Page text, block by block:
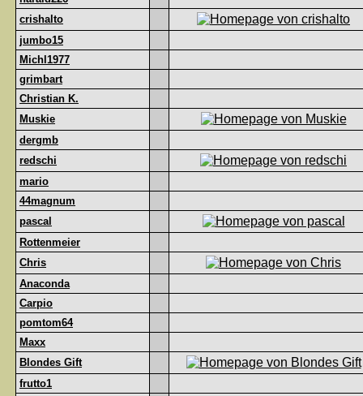
crishalto
jumbo15
Michl1977
grimbart
Christian K.
Muskie
dergmb
redschi
mario
44magnum
pascal
Rottenmeier
Chris
Anaconda
Carpio
pomtom64
Maxx
Blondes Gift
frutto1